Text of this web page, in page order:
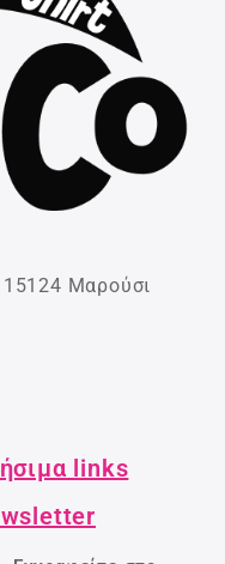
Μαρούσι
links